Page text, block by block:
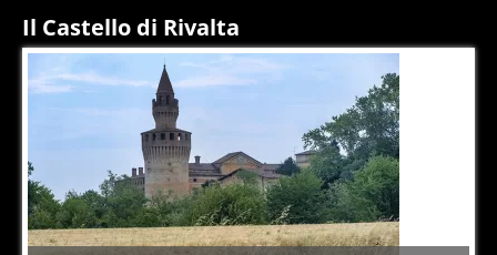
Il Castello di Rivalta